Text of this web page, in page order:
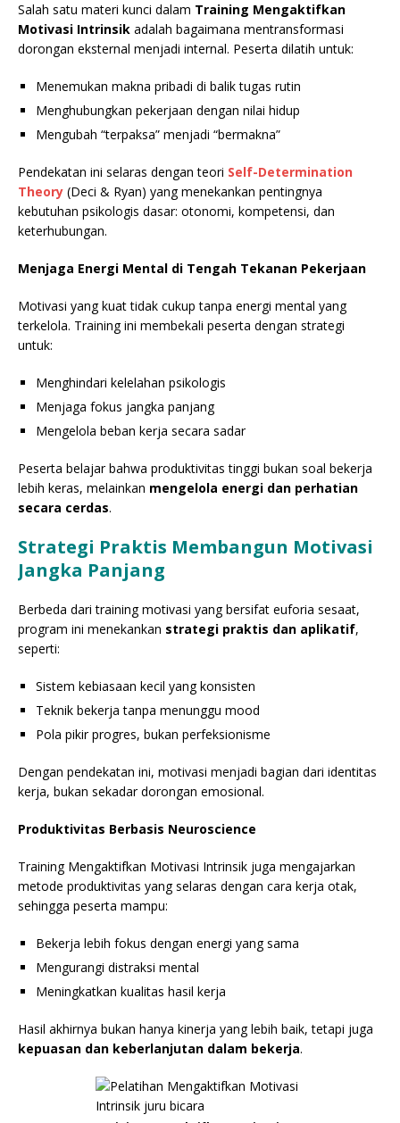
Salah satu materi kunci dalam Training Mengaktifkan
Motivasi Intrinsik adalah bagaimana mentransformasi
dorongan eksternal menjadi internal. Peserta dilatih untuk:
Menemukan makna pribadi di balik tugas rutin
Menghubungkan pekerjaan dengan nilai hidup
Mengubah “terpaksa” menjadi “bermakna”
Pendekatan ini selaras dengan teori Self-Determination
Theory (Deci & Ryan) yang menekankan pentingnya
kebutuhan psikologis dasar: otonomi, kompetensi, dan
keterhubungan.
Menjaga Energi Mental di Tengah Tekanan Pekerjaan
Motivasi yang kuat tidak cukup tanpa energi mental yang
terkelola. Training ini membekali peserta dengan strategi
untuk:
Menghindari kelelahan psikologis
Menjaga fokus jangka panjang
Mengelola beban kerja secara sadar
Peserta belajar bahwa produktivitas tinggi bukan soal bekerja
lebih keras, melainkan mengelola energi dan perhatian
secara cerdas.
Strategi Praktis Membangun Motivasi
Jangka Panjang
Berbeda dari training motivasi yang bersifat euforia sesaat,
program ini menekankan strategi praktis dan aplikatif,
seperti:
Sistem kebiasaan kecil yang konsisten
Teknik bekerja tanpa menunggu mood
Pola pikir progres, bukan perfeksionisme
Dengan pendekatan ini, motivasi menjadi bagian dari identitas
kerja, bukan sekadar dorongan emosional.
Produktivitas Berbasis Neuroscience
Training Mengaktifkan Motivasi Intrinsik juga mengajarkan
metode produktivitas yang selaras dengan cara kerja otak,
sehingga peserta mampu:
Bekerja lebih fokus dengan energi yang sama
Mengurangi distraksi mental
Meningkatkan kualitas hasil kerja
Hasil akhirnya bukan hanya kinerja yang lebih baik, tetapi juga
kepuasan dan keberlanjutan dalam bekerja.